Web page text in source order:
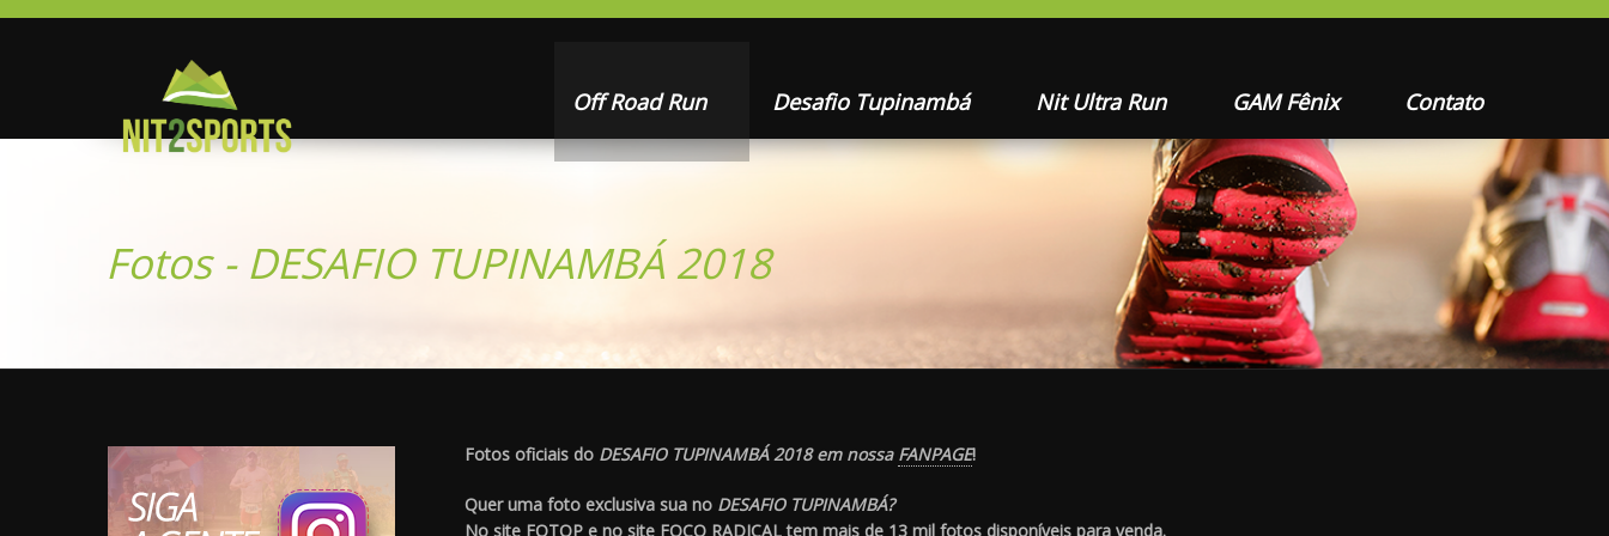
Off Road Run Desafio Tupinambá Nit Ultra Run GAM Fênix Contato
Fotos - DESAFIO TUPINAMBÁ 2018
Fotos oficiais do DESAFIO TUPINAMBÁ 2018 em nossa FANPAGE!
Quer uma foto exclusiva sua no DESAFIO TUPINAMBÁ?
No site FOTOP e no site FOCO RADICALtem mais de 13 mil fotos disponíveis para venda.